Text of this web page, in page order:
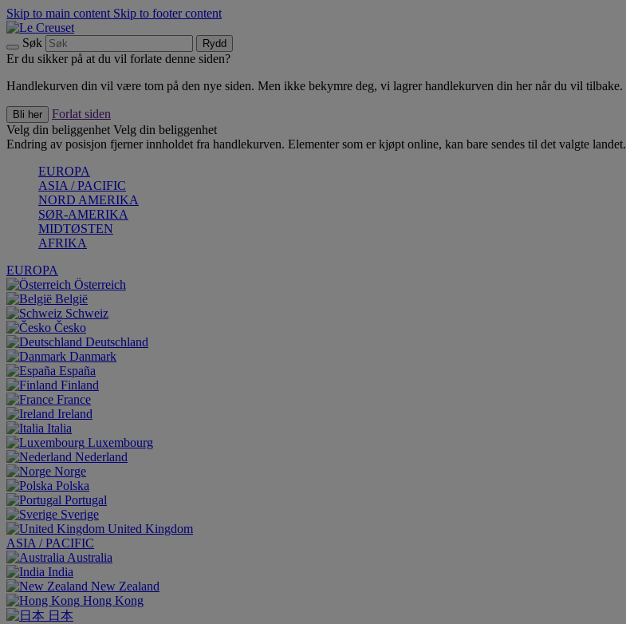
Skip to main content Skip to footer content
Søk Rydd
Er du sikker på at du vil forlate denne siden?
Handlekurven din vil være tom på den nye siden. Men ikke bekymre deg, vi lagrer handlekurven din her når du vil tilbake.
Bli her
Forlat siden
Velg din beliggenhet Velg din beliggenhet
Endring av posisjon fjerner innholdet fra handlekurven. Elementer som er kjøpt online, kan bare sendes til det valgte landet.
EUROPA
ASIA / PACIFIC
NORD AMERIKA
SØR-AMERIKA
MIDTØSTEN
AFRIKA
EUROPA
Österreich
België
Schweiz
Česko
Deutschland
Danmark
España
Finland
France
Ireland
Italia
Luxembourg
Nederland
Norge
Polska
Portugal
Sverige
United Kingdom
ASIA / PACIFIC
Australia
India
New Zealand
Hong Kong
日本